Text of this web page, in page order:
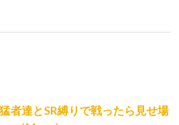
者達とSR縛りで戦ったら見せ場